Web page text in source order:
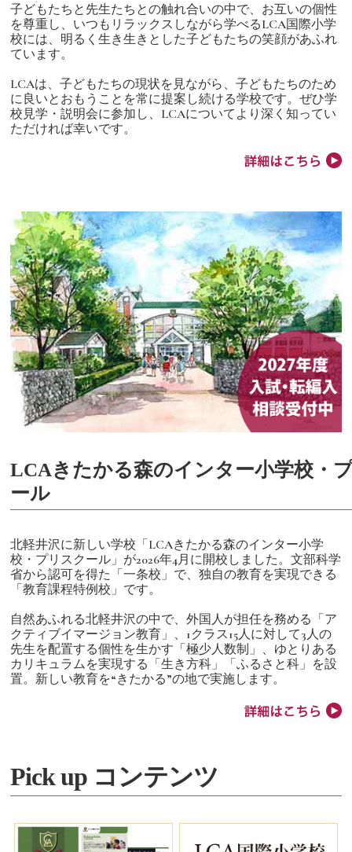
子どもたちと先生たちとの触れ合いの中で、お互いの個性
を尊重し、いつもリラックスしながら学べるLCA国際小学
校には、明るく生き生きとした子どもたちの笑顔があふれ
ています。
LCAは、子どもたちの現状を見ながら、子どもたちのため
に良いとおもうことを常に提案し続ける学校です。ぜひ学
校見学・説明会に参加し、LCAについてより深く知ってい
ただければ幸いです。
LCAきたかる森のインター小学校・
ール
北軽井沢に新しい学校「LCAきたかる森のインター小学
校・プリスクール」が2026年4月に開校しました。文部科学
省から認可を得た「一条校」で、独自の教育を実現できる
「教育課程特例校」です。
自然あふれる北軽井沢の中で、外国人が担任を務める「ア
クティブイマージョン教育」、1クラス15人に対して3人の
先生を配置する個性を生かす「極少人数制」、ゆとりある
カリキュラムを実現する「生き方科」「ふるさと科」を設
置。新しい教育を“きたかる”の地で実施します。
Pick up コンテンツ